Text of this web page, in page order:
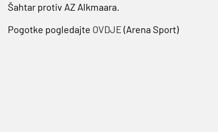
Šahtar protiv AZ Alkmaara.
Pogotke pogledajte OVDJE (Arena Sport)